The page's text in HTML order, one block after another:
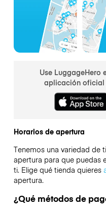
Use LuggageHero
aplicación oficial
Horarios de apertura
Tenemos una variedad de
apertura para que puedas
ti. Elige qué tienda quieres
apertura.
¿Qué métodos de